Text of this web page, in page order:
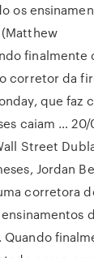
os
finalmente
corretor da
que faz
caiam … 20/
Street
Jordan
corretora
Quando